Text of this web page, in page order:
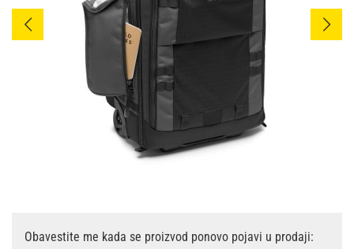
Obavestite me kada se proizvod ponovo pojavi u prodaji: